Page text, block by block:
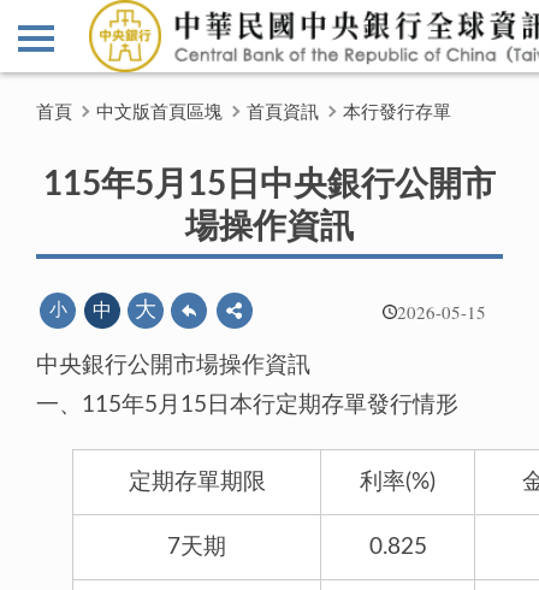
首頁 中文版首頁區塊 首頁資訊 本行發行存單
115年5月15日中央銀行公開市
場操作資訊
2026-05-15
小 中 大
中央銀行公開市場操作資訊
一、115年5月15日本行定期存單發行情形
定期存單期限 利率(%)
7天期 0.825